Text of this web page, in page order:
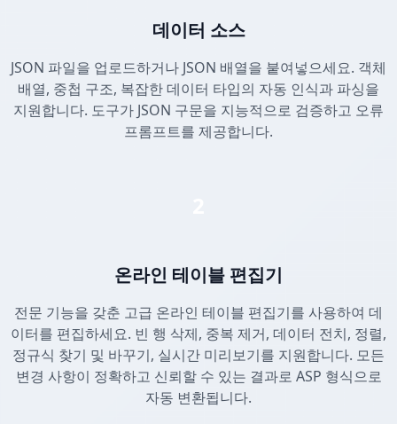
데이터 소스
JSON 파일을 업로드하거나 JSON 배열을 붙여넣으세요. 객체
배열, 중첩 구조, 복잡한 데이터 타입의 자동 인식과 파싱을
지원합니다. 도구가 JSON 구문을 지능적으로 검증하고 오류
프롬프트를 제공합니다.
온라인 테이블 편집기
전문 기능을 갖춘 고급 온라인 테이블 편집기를 사용하여 데
이터를 편집하세요. 빈 행 삭제, 중복 제거, 데이터 전치, 정렬,
정규식 찾기 및 바꾸기, 실시간 미리보기를 지원합니다. 모든
변경 사항이 정확하고 신뢰할 수 있는 결과로 ASP 형식으로
자동 변환됩니다.